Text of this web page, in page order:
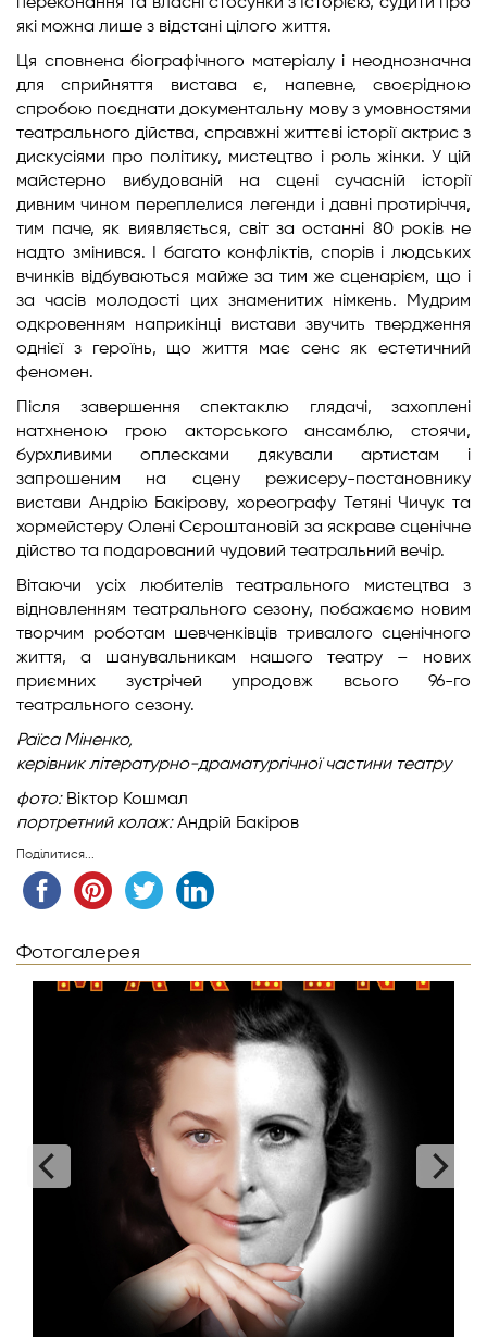
які можна лише з відстані цілого життя.
Ця сповнена біографічного матеріалу і неоднозначна
для сприйняття вистава є, напевне, своєрідною
спробою поєднати документальну мову з умовностями
театрального дійства, справжні життєві історії актрис з
дискусіями про політику, мистецтво і роль жінки. У цій
майстерно вибудованій на сцені сучасній історії
дивним чином переплелися легенди і давні протиріччя,
тим паче, як виявляється, світ за останні 80 років не
надто змінився. І багато конфліктів, спорів і людських
вчинків відбуваються майже за тим же сценарієм, що і
за часів молодості цих знаменитих німкень. Мудрим
одкровенням наприкінці вистави звучить твердження
однієї з героїнь, що життя має сенс як естетичний
феномен.
Після завершення спектаклю глядачі, захоплені
натхненою грою акторського ансамблю, стоячи,
бурхливими оплесками дякували артистам і
запрошеним на сцену режисеру-постановнику
вистави Андрію Бакірову, хореографу Тетяні Чичук та
хормейстеру Олені Сєроштановій за яскраве сценічне
дійство та подарований чудовий театральний вечір.
Вітаючи усіх любителів театрального мистецтва з
відновленням театрального сезону, побажаємо новим
творчим роботам шевченківців тривалого сценічного
життя, а шанувальникам нашого театру – нових
приємних зустрічей упродовж всього 96-го
театрального сезону.
Раїса Міненко,
керівник літературно-драматургічної частини театру
фото:Віктор Кошмал
портретний колаж:Андрій Бакіров
Поділитися...
Фотогалерея